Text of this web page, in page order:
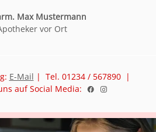
Max Mustermann
vor Ort
E-Mail | Tel. 01234 / 567890 |
auf Social Media: